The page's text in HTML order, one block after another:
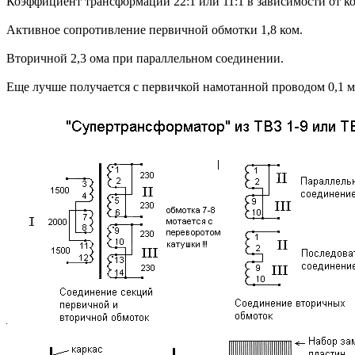
Активное сопротивление первичной обмотки 1,8 ком.
Вторичной 2,3 ома при параллельном соединении.
Еще лучше получается с первичкой намотанной проводом 0,1